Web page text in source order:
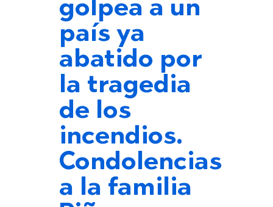
golpea a un
país ya
abatido por
la tragedia
de los
incendios.
Condolencias
a la familia